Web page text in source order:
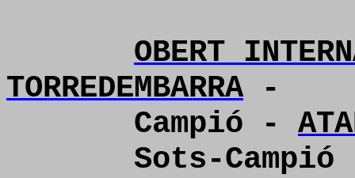
OBERT
TORREDEMBARRA-
Campió -
Sots-